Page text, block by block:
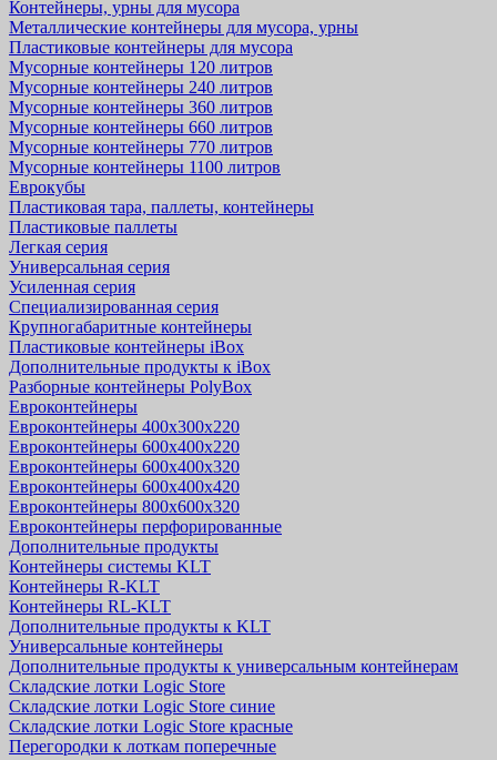
Контейнеры, урны для мусора
Металлические контейнеры для мусора, урны
Пластиковые контейнеры для мусора
Мусорные контейнеры 120 литров
Мусорные контейнеры 240 литров
Мусорные контейнеры 360 литров
Мусорные контейнеры 660 литров
Мусорные контейнеры 770 литров
Мусорные контейнеры 1100 литров
Еврокубы
Пластиковая тара, паллеты, контейнеры
Пластиковые паллеты
Легкая серия
Универсальная серия
Усиленная серия
Специализированная серия
Крупногабаритные контейнеры
Пластиковые контейнеры iBox
Дополнительные продукты к iBox
Разборные контейнеры PolyBox
Евроконтейнеры
Евроконтейнеры 400х300х220
Евроконтейнеры 600х400х220
Евроконтейнеры 600х400х320
Евроконтейнеры 600х400х420
Евроконтейнеры 800х600х320
Евроконтейнеры перфорированные
Дополнительные продукты
Контейнеры системы KLT
Контейнеры R-KLT
Контейнеры RL-KLT
Дополнительные продукты к KLT
Универсальные контейнеры
Дополнительные продукты к универсальным контейнерам
Складские лотки Logic Store
Складские лотки Logic Store синие
Складские лотки Logic Store красные
Перегородки к лоткам поперечные